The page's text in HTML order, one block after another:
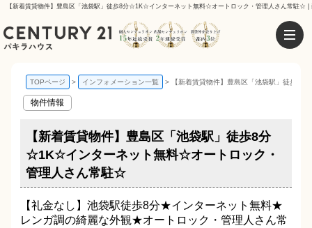
【新着賃貸物件】豊島区「池袋駅」徒歩8分☆1K☆インターネット無料☆オートロック・管理人さん常駐☆ |
TOPページ インフォメーション一覧 【新着賃貸物件】豊島区「池袋駅」徒歩8
物件情報
【新着賃貸物件】豊島区「池袋駅」徒歩8分
☆1K☆インターネット無料☆オートロック・
管理人さん常駐☆
【礼金なし】池袋駅徒歩8分★インターネット無料★
レンガ調の綺麗な外観★オートロック・管理人さん常